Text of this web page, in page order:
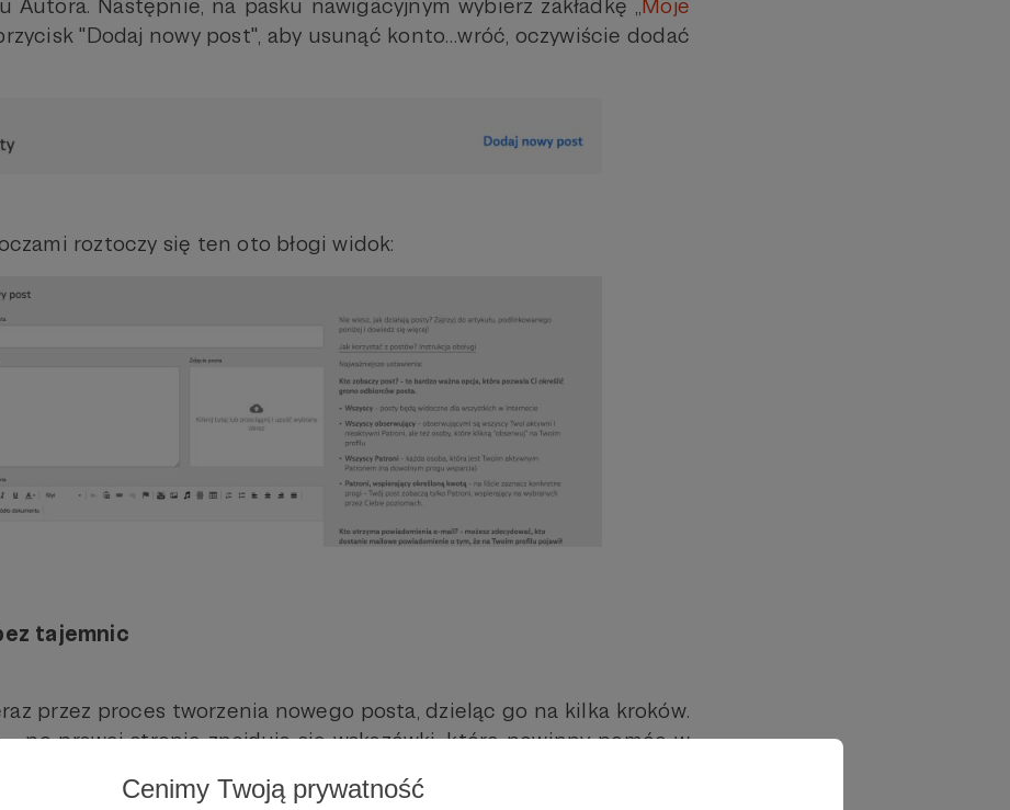
Cenimy Twoją prywatność
Autora. Następnie, na pasku nawigacyjnym wybierz zakładkę „Moje
"Dodaj nowy post", aby usunąć konto…wróć, oczywiście dodać
roztoczy się ten oto błogi widok:
tajemnic
przez proces tworzenia nowego posta, dzieląc go na kilka kroków.
– po prawej stronie znajdują się wskazówki, które powinny pomóc w